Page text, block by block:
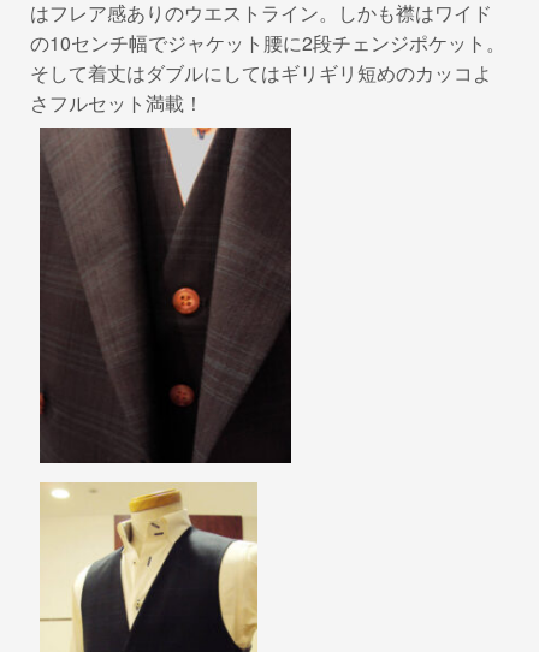
はフレア感ありのウエストライン。しかも襟はワイド
の10センチ幅でジャケット腰に2段チェンジポケット。
そして着丈はダブルにしてはギリギリ短めのカッコよ
さフルセット満載！